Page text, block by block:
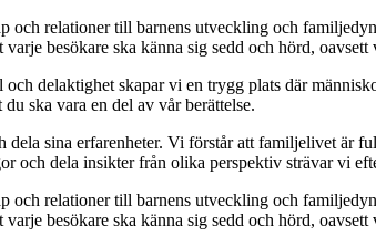
och relationer till barnens utveckling och
besökare ska känna sig sedd och hörd,
delaktighet skapar vi en trygg plats där
ska vara en del av vår berättelse.
sina erfarenheter. Vi förstår att familjelivet är
och dela insikter från olika perspektiv strävar vi
och relationer till barnens utveckling och
besökare ska känna sig sedd och hörd,